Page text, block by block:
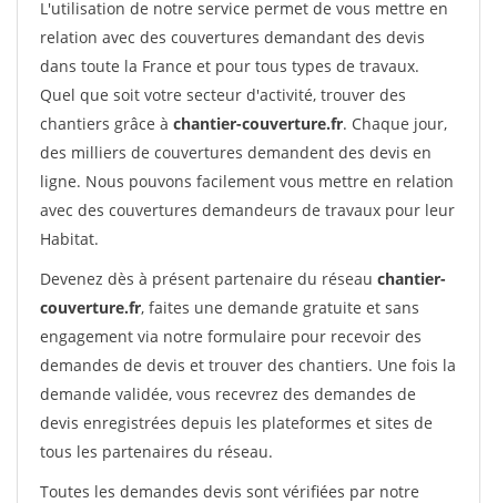
L'utilisation de notre service permet de vous mettre en
relation avec des couvertures demandant des devis
dans toute la France et pour tous types de travaux.
Quel que soit votre secteur d'activité, trouver des
chantiers grâce à chantier-couverture.fr. Chaque jour,
des milliers de couvertures demandent des devis en
ligne. Nous pouvons facilement vous mettre en relation
avec des couvertures demandeurs de travaux pour leur
Habitat.
Devenez dès à présent partenaire du réseau chantier-
couverture.fr, faites une demande gratuite et sans
engagement via notre formulaire pour recevoir des
demandes de devis et trouver des chantiers. Une fois la
demande validée, vous recevrez des demandes de
devis enregistrées depuis les plateformes et sites de
tous les partenaires du réseau.
Toutes les demandes devis sont vérifiées par notre